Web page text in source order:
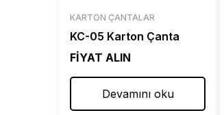
KARTON ÇANTALAR
KC-05 Karton Çanta
FİYAT ALIN
Devamını oku